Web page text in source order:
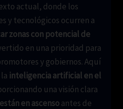
actual, donde los
y tecnológicos ocurren a
zonas con potencial de
en una prioridad para
y gobiernos. Aquí
inteligencia artificial en el
una visión clara
en ascensoantes de